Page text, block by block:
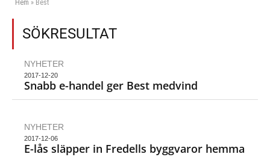
Hem » Best
SÖKRESULTAT
NYHETER
2017-12-20
Snabb e-handel ger Best medvind
NYHETER
2017-12-06
E-lås släpper in Fredells byggvaror hemma